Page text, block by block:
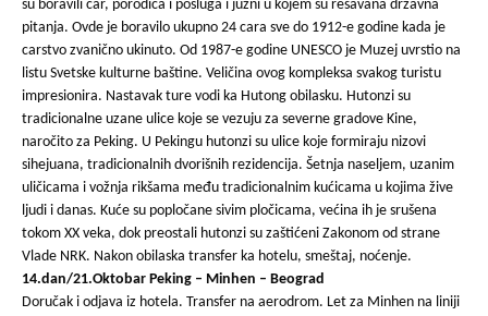
su boravili car, porodica i posluga i južni u kojem su rešavana državna
pitanja. Ovde je boravilo ukupno 24 cara sve do 1912-e godine kada je
carstvo zvanično ukinuto. Od 1987-e godine UNESCO je Muzej uvrstio na
listu Svetske kulturne baštine. Veličina ovog kompleksa svakog turistu
impresionira. Nastavak ture vodi ka Hutong obilasku. Hutonzi su
tradicionalne uzane ulice koje se vezuju za severne gradove Kine,
naročito za Peking. U Pekingu hutonzi su ulice koje formiraju nizovi
sihejuana, tradicionalnih dvorišnih rezidencija. Šetnja naseljem, uzanim
uličicama i vožnja rikšama među tradicionalnim kućicama u kojima žive
ljudi i danas. Kuće su popločane sivim pločicama, većina ih je srušena
tokom XX veka, dok preostali hutonzi su zaštićeni Zakonom od strane
Vlade NRK. Nakon obilaska transfer ka hotelu, smeštaj, noćenje.
14.dan/21.Oktobar Peking – Minhen – Beograd
Doručak i odjava iz hotela. Transfer na aerodrom. Let za Minhen na liniji